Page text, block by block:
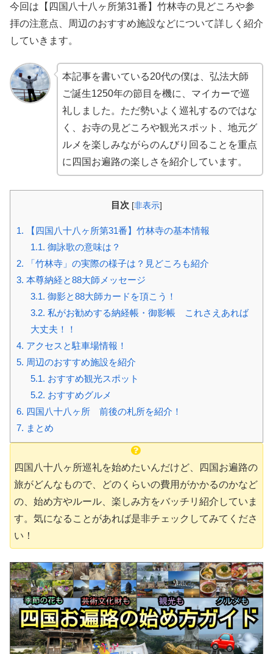
今回は【四国八十八ヶ所第31番】竹林寺の見どころや参
拝の注意点、周辺のおすすめ施設などについて詳しく紹介
していきます。
本記事を書いている20代の僕は、弘法大師
ご誕生1250年の節目を機に、マイカーで巡
礼しました。ただ勢いよく巡礼するのではな
く、お寺の見どころや観光スポット、地元グ
ルメを楽しみながらのんびり回ることを重点
に四国お遍路の楽しさを紹介しています。
目次 [非表示]
1. 【四国八十八ヶ所第31番】竹林寺の基本情報
1.1. 御詠歌の意味は？
2. 「竹林寺」の実際の様子は？見どころも紹介
3. 本尊納経と88大師メッセージ
3.1. 御影と88大師カードを頂こう！
3.2. 私がお勧めする納経帳・御影帳 これさえあれば
大丈夫！！
4. アクセスと駐車場情報！
5. 周辺のおすすめ施設を紹介
5.1. おすすめ観光スポット
5.2. おすすめグルメ
6. 四国八十八ヶ所 前後の札所を紹介！
7. まとめ
四国八十八ヶ所巡礼を始めたいんだけど、四国お遍路の
旅がどんなもので、どのくらいの費用がかかるのかなど
の、始め方やルール、楽しみ方をバッチリ紹介していま
す。気になることがあれば是非チェックしてみてくださ
い！